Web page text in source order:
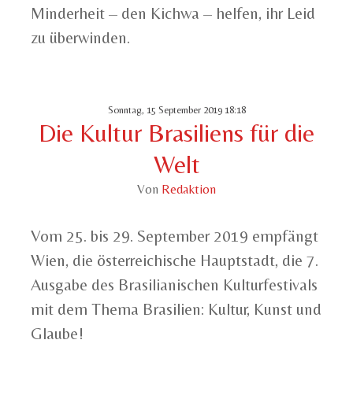
Minderheit – den Kichwa – helfen, ihr Leid
zu überwinden.
Sonntag, 15 September 2019 18:18
Die Kultur Brasiliens für die
Welt
Von Redaktion
Vom 25. bis 29. September 2019 empfängt
Wien, die österreichische Hauptstadt, die 7.
Ausgabe des Brasilianischen Kulturfestivals
mit dem Thema Brasilien: Kultur, Kunst und
Glaube!